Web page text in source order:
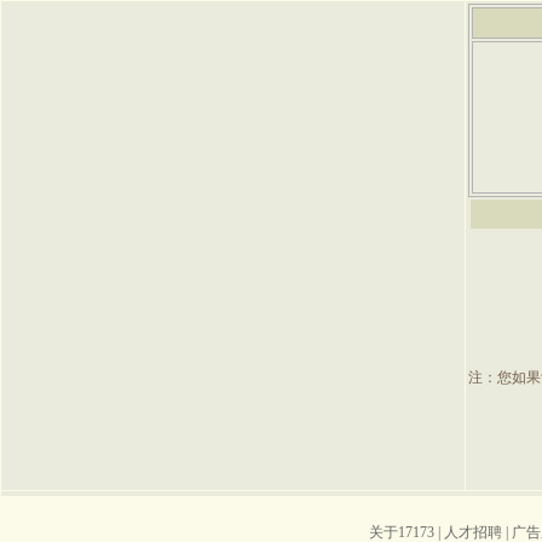
注：您如
关于17173 人才招聘
广